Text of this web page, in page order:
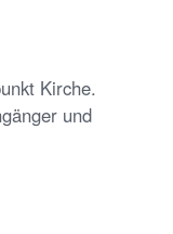
Kirche.
und